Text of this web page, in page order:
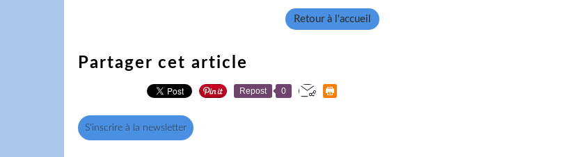
Retour à l'accueil
Partager cet article
Repost 0
S'inscrire à la newsletter